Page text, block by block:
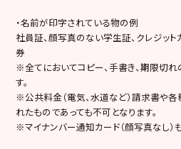
・名前が印字されている物の例
社員証、顔写真のない学生証、クレジット
券
※全てにおいてコピー、手書き、期限切
す。
※公共料金（電気、水道など）請求書や
れたものであっても不可となります。
※マイナンバー通知カード（顔写真なし）